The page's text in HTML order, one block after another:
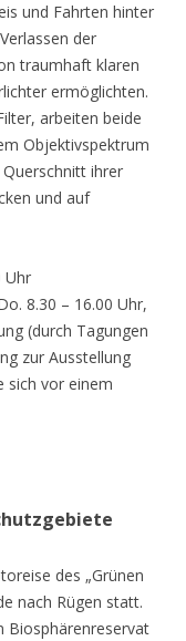
und Fahrten hinter
der
traumhaft klaren
ermöglichten.
arbeiten beide
Objektivspektrum
ihrer
und auf
Uhr
8.30 – 16.00 Uhr,
(durch Tagungen
zur Ausstellung
sich vor einem
des „Grünen
nach Rügen statt.
Biosphärenreservat